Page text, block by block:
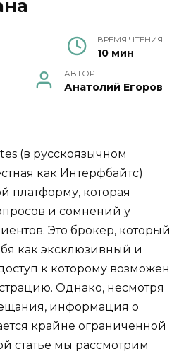
ВРЕМЯ ЧТЕНИЯ
10 мин
АВТОР
Анатолий Егоров
(в русскоязычном
как Интерфбайтс)
платформу, которая
и сомнений у
Это брокер, который
как эксклюзивный и
к которому возможен
Однако, несмотря
информация о
крайне ограниченной
статье мы рассмотрим